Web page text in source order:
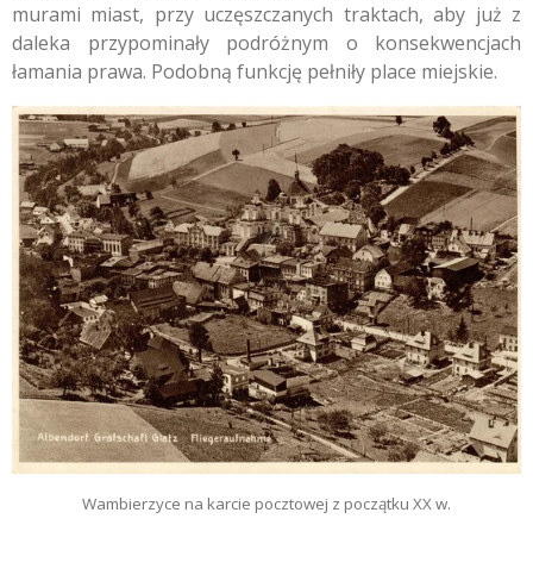
murami miast, przy uczęszczanych traktach, aby już z
daleka przypominały podróżnym o konsekwencjach
łamania prawa. Podobną funkcję pełniły place miejskie.
Wambierzyce na karcie pocztowej z początku XX w.